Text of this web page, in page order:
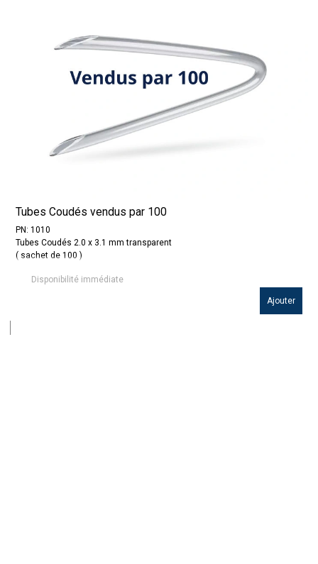
Tubes Coudés vendus par 100
PN: 1010
Tubes Coudés 2.0 x 3.1 mm transparent
( sachet de 100 )
Disponibilité immédiate
Ajouter